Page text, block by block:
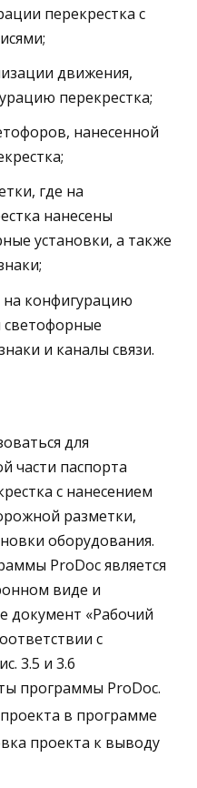
перекрестка с
движения,
перекрестка;
нанесенной
где на
нанесены
установки, а также
на конфигурацию
светофорные
и каналы связи.
для
части паспорта
с нанесением
разметки,
оборудования.
ProDoc является
виде и
документ «Рабочий
с
3.5 и 3.6
программы ProDoc.
в программе
проекта к выводу